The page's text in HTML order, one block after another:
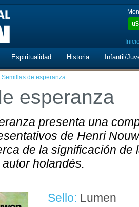
u$
Espiritualidad Historia Infantil/
Semillas de esperanza
esperanza
presenta una
de Henri
de la significación de
holandés.
Sello: Lumen